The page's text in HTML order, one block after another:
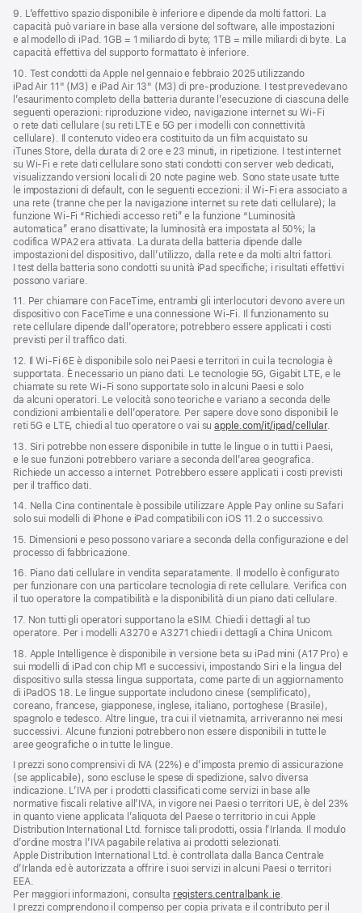
9. L’effettivo spazio disponibile è inferiore e dipende da molti fattori. La
capacità può variare in base alla versione del software, alle impostazioni
e al modello di iPad. 1GB = 1 miliardo di byte; 1TB = mille miliardi di byte. La
capacità effettiva del supporto formattato è inferiore.
10. Test condotti da Apple nel gennaio e febbraio 2025 utilizzando
iPad Air 11" (M3) e iPad Air 13" (M3) di pre‑produzione. I test prevedevano
l’esaurimento completo della batteria durante l’esecuzione di ciascuna delle
seguenti operazioni: riproduzione video, navigazione internet su Wi‑Fi
o rete dati cellulare (su reti LTE e 5G per i modelli con connettività
cellulare). Il contenuto video era costituito da un film acquistato su
iTunes Store, della durata di 2 ore e 23 minuti, in ripetizione. I test internet
su Wi‑Fi e rete dati cellulare sono stati condotti con server web dedicati,
visualizzando versioni locali di 20 note pagine web. Sono state usate tutte
le impostazioni di default, con le seguenti eccezioni: il Wi-Fi era associato a
una rete (tranne che per la navigazione internet su rete dati cellulare); la
funzione Wi‑Fi “Richiedi accesso reti” e la funzione “Luminosità
automatica” erano disattivate; la luminosità era impostata al 50%; la
codifica WPA2 era attivata. La durata della batteria dipende dalle
impostazioni del dispositivo, dall’utilizzo, dalla rete e da molti altri fattori.
I test della batteria sono condotti su unità iPad specifiche; i risultati effettivi
possono variare.
11. Per chiamare con FaceTime, entrambi gli interlocutori devono avere un
dispositivo con FaceTime e una connessione Wi‑Fi. Il funzionamento su
rete cellulare dipende dall’operatore; potrebbero essere applicati i costi
previsti per il traffico dati.
12. Il Wi‑Fi 6E è disponibile solo nei Paesi e territori in cui la tecnologia è
supportata. È necessario un piano dati. Le tecnologie 5G, Gigabit LTE, e le
chiamate su rete Wi‑Fi sono supportate solo in alcuni Paesi e solo
da alcuni operatori. Le velocità sono teoriche e variano a seconda delle
condizioni ambientali e dell’operatore. Per sapere dove sono disponibili le
reti 5G e LTE, chiedi al tuo operatore o vai suapple.com/it/ipad/cellular.
13. Siri potrebbe non essere disponibile in tutte le lingue o in tutti i Paesi,
e le sue funzioni potrebbero variare a seconda dell’area geografica.
Richiede un accesso a internet. Potrebbero essere applicati i costi previsti
per il traffico dati.
14. Nella Cina continentale è possibile utilizzare Apple Pay online su Safari
solo sui modelli di iPhone e iPad compatibili con iOS 11.2 o successivo.
15. Dimensioni e peso possono variare a seconda della configurazione e del
processo di fabbricazione.
16. Piano dati cellulare in vendita separatamente. Il modello è configurato
per funzionare con una particolare tecnologia di rete cellulare. Verifica con
il tuo operatore la compatibilità e la disponibilità di un piano dati cellulare.
17. Non tutti gli operatori supportano la eSIM. Chiedi i dettagli al tuo
operatore. Per i modelli A3270 e A3271 chiedi i dettagli a China Unicom.
18. Apple Intelligence è disponibile in versione beta su iPad mini (A17 Pro) e
sui modelli di iPad con chip M1 e successivi, impostando Siri e la lingua del
dispositivo sulla stessa lingua supportata, come parte di un aggiornamento
di iPadOS 18. Le lingue supportate includono cinese (semplificato),
coreano, francese, giapponese, inglese, italiano, portoghese (Brasile),
spagnolo e tedesco. Altre lingue, tra cui il vietnamita, arriveranno nei mesi
successivi. Alcune funzioni potrebbero non essere disponibili in tutte le
aree geografiche o in tutte le lingue.
I prezzi sono comprensivi di IVA (22%) e d’imposta premio di assicurazione
(se applicabile), sono escluse le spese di spedizione, salvo diversa
indicazione. L’IVA per i prodotti classificati come servizi in base alle
normative fiscali relative all’IVA, in vigore nei Paesi o territori UE, è del 23%
in quanto viene applicata l’aliquota del Paese o territorio in cui Apple
Distribution International Ltd. fornisce tali prodotti, ossia l’Irlanda. Il modulo
d’ordine mostra l’IVA pagabile relativa ai prodotti selezionati.
Apple Distribution International Ltd. è controllata dalla Banca Centrale
d’Irlanda ed è autorizzata a offrire i suoi servizi in alcuni Paesi o territori
EEA.
Per maggiori informazioni, consulta registers.centralbank.ie.
I prezzi comprendono il compenso per copia privata e il contributo per il